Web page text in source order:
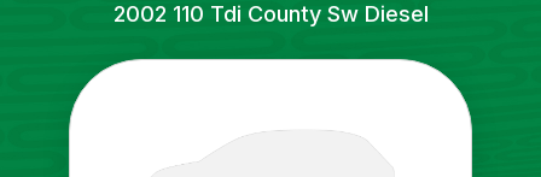
2002 110 Tdi County Sw Diesel